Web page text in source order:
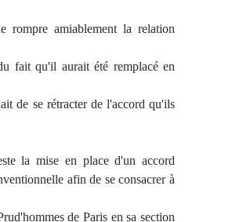
rompre amiablement la relation
fait qu'il aurait été remplacé en
de se rétracter de l'accord qu'ils
la mise en place d'un accord
afin de se consacrer à
de Paris en sa section